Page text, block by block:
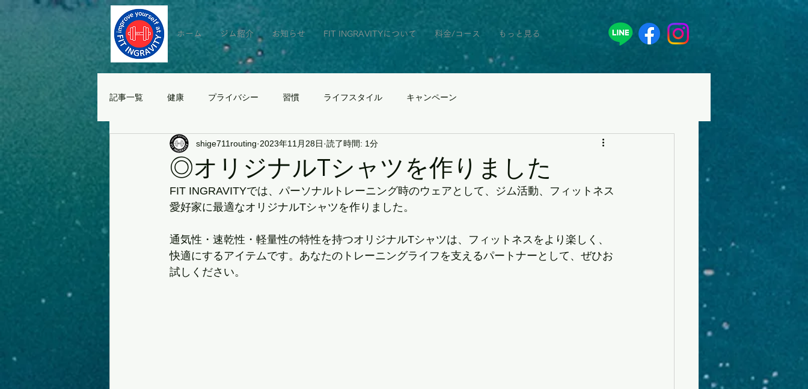
ホーム ジム紹介 お知らせ FIT INGRAVITYについて 料金/コース もっと見る
記事一覧 健康 プライバシー 習慣 ライフスタイル キャンペーン
◎オリジナルTシャツを作りました
shige711routing 2023年11月28日 読了時間: 1分
FIT INGRAVITYでは、パーソナルトレーニング時のウェアとして、ジム活動、フィットネス
愛好家に最適なオリジナルTシャツを作りました。
通気性・速乾性・軽量性の特性を持つオリジナルTシャツは、フィットネスをより楽しく、
快適にするアイテムです。あなたのトレーニングライフを支えるパートナーとして、ぜひお
試しください。